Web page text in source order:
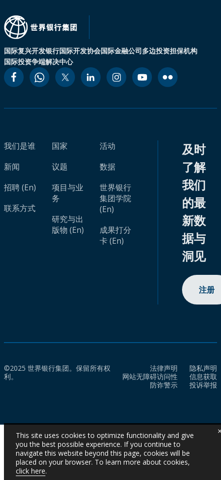
国际复兴开发银行国际开发协会国际金融公司多边投资担保机构
国际投资争端解决中心
我们是谁
新闻
招聘 (En)
联系方式
国家
议题
项目与业
务
研究与出
版物 (En)
活动
数据
世界银行
集团学院
(En)
成果打分
卡 (En)
及时
了解
我们
的最
新数
据与
洞见
注册
©2025 世界银行集团。保留所有权
利。
法律声明
隐私声明
网站无障碍访问性
信息获取
防诈警示
投诉举报
This site uses cookies to optimize functionality and give
you the best possible experience. If you continue to
navigate this website beyond this page, cookies will be
placed on your browser. To learn more about cookies,
click here.